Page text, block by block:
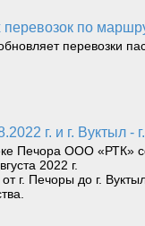
по
перевозки
г. и г. Вуктыл -
Печора ООО «РТК»
2022 г.
г. Печоры до г.